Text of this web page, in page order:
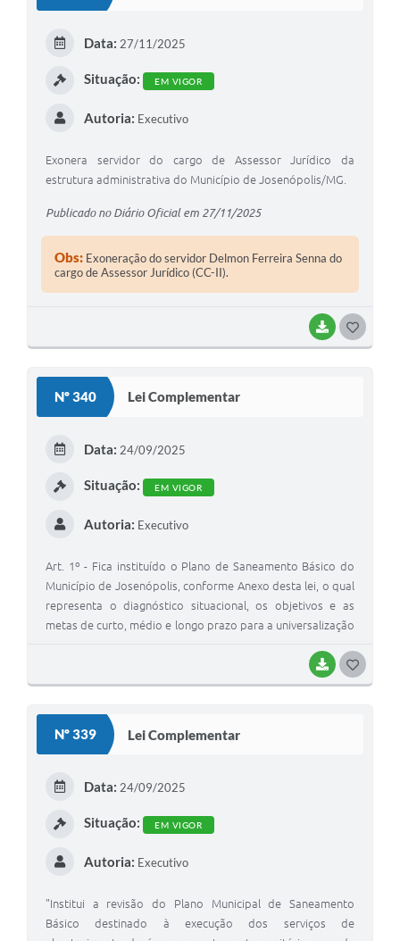
BAIXAR
Data: 27/11/2025
Situação: EM VIGOR
Autoria: Executivo
Exonera servidor do cargo de Assessor Jurídico da
estrutura administrativa do Município de Josenópolis/MG.
Publicado no Diário Oficial em 27/11/2025
Obs: Exoneração do servidor Delmon Ferreira Senna do
cargo de Assessor Jurídico (CC-II).
Nº 340 Lei Complementar
BAIXAR
Data: 24/09/2025
Situação: EM VIGOR
Autoria: Executivo
Art. 1º - Fica instituído o Plano de Saneamento Básico do
Município de Josenópolis, conforme Anexo desta lei, o qual
representa o diagnóstico situacional, os objetivos e as
metas de curto, médio e longo prazo para a universalização
projetos e ações necessários para alcançá-los e as ações de
emergência e contingência. Art. 2º – As despesas
dotações próprias do orçamento anual ou mediante
abertura de crédito especial ou suplementar, que, desde já,
Lei entra em vigor na data de sua publicação; revogando as
Nº 339 Lei Complementar
Data: 24/09/2025
Situação: EM VIGOR
Autoria: Executivo
"Institui a revisão do Plano Municipal de Saneamento
Básico destinado à execução dos serviços de